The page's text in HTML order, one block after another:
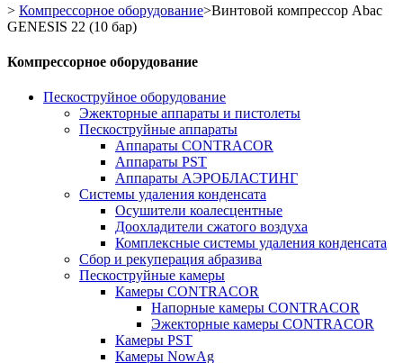
> Компрессорное оборудование>Винтовой компрессор Abac
GENESIS 22 (10 бар)
Компрессорное оборудование
Пескоструйное оборудование
Эжекторные аппараты и пистолеты
Пескоструйные аппараты
Аппараты CONTRACOR
Аппараты PST
Аппараты АЭРОБЛАСТИНГ
Системы удаления конденсата
Осушители коалесцентные
Доохладители сжатого воздуха
Комплексные системы удаления конденсата
Сбор и рекуперация абразива
Пескоструйные камеры
Камеры CONTRACOR
Напорные камеры CONTRACOR
Эжекторные камеры CONTRACOR
Камеры PST
Камеры NowAg